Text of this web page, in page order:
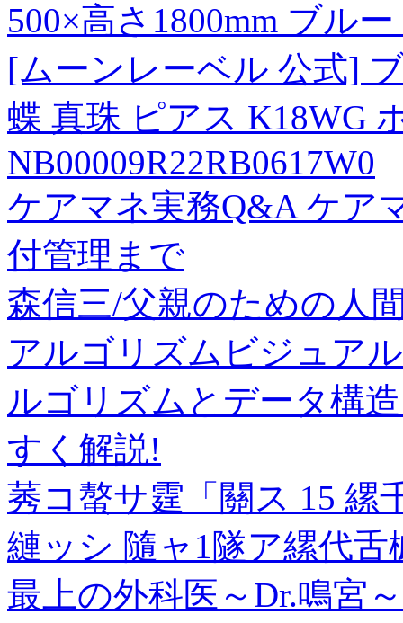
500×高さ1800mm ブル
[ムーンレーベル 公式]
蝶 真珠 ピアス K18WG
NB00009R22RB0617W0
ケアマネ実務Q&A ケア
付管理まで
森信三/父親のための人
アルゴリズムビジュア
ルゴリズムとデータ構
すく解説!
莠コ螯サ霆「關ス 15 縲
縺ッシ 隨ャ1隧ア縲代舌
最上の外科医～Dr.鳴宮